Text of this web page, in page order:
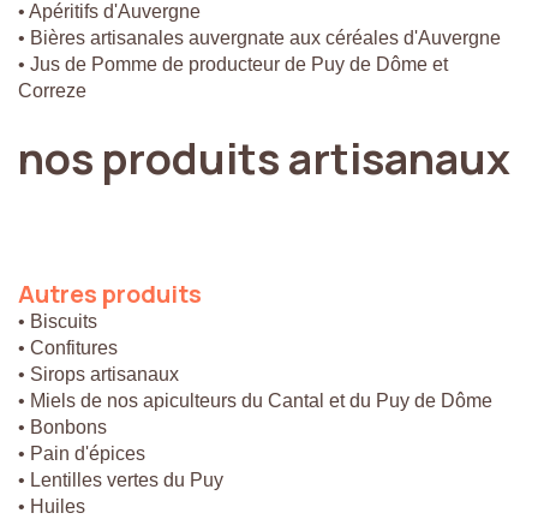
• Apéritifs d'Auvergne
• Bières artisanales auvergnate aux céréales d'Auvergne
• Jus de Pomme de producteur de Puy de Dôme et
Correze
nos produitsartisanaux
Autres produits
• Biscuits
• Confitures
• Sirops artisanaux
• Miels de nos apiculteurs du Cantal et du Puy de Dôme
• Bonbons
• Pain d'épices
• Lentilles vertes du Puy
• Huiles